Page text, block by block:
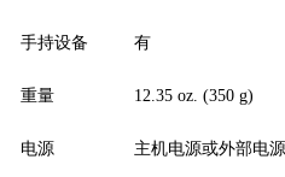
手持设备 有
重量 12.35 oz. (350 g)
电源 主机电源或外部电源